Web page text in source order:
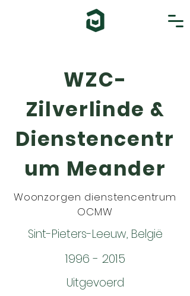
WZC-
Zilverlinde &
Dienstencentr
um Meander
Woonzorgen dienstencentrum
OCMW
Sint-Pieters-Leeuw, België
1996 - 2015
Uitgevoerd